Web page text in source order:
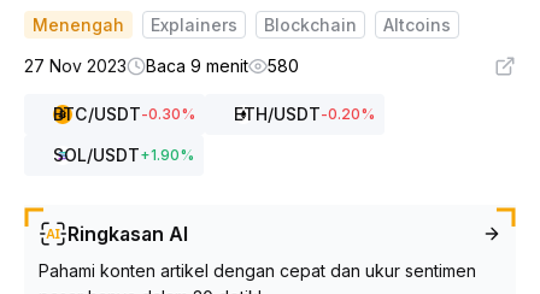
Menengah Explainers Blockchain
Altcoins
27 Nov 2023
Baca 9 menit 580
BTC/USDT-0.30% ETH/USDT-0.20%
SOL/USDT+1.90%
Ringkasan AI
Pahami konten artikel dengan cepat dan ukur sentimen